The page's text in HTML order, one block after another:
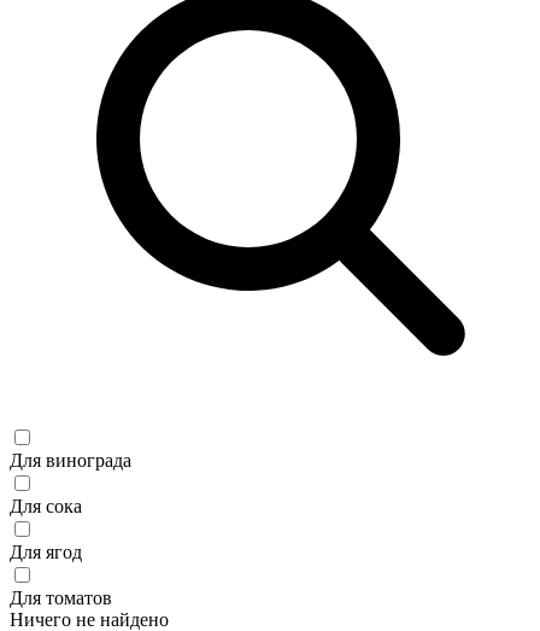
Для винограда
Для сока
Для ягод
Для томатов
Ничего не найдено